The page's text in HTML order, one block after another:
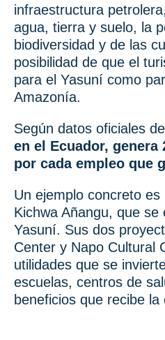
infraestructura
agua, tierra y suelo, la
biodiversidad y de las
posibilidad de que el
para el Yasuní como
Amazonía.
Según datos oficiales
en el Ecuador, genera
por cada empleo que
Un ejemplo concreto
Kichwa Añangu, que se
Yasuní. Sus dos
Center y Napo Cultural
utilidades que se
escuelas, centros de
beneficios que recibe la